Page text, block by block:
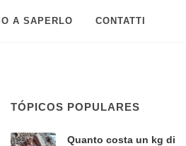
A SAPERLO CONTATTI
TÓPICOS POPULARES
Quanto costa un kg di